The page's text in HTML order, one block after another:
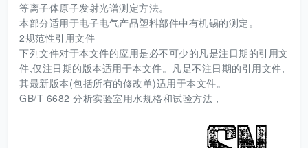
等离子体原子发射光谱测定方法。
本部分适用于电子电气产品塑料部件中有机锡的测定。
2规范性引用文件
下列文件对于本文件的应用是必不可少的凡是注日期的引用文
件,仅注日期的版本适用于本文件。凡是不注日期的引用文件,
其最新版本(包括所有的修改单)适用于本文件。
GB/T 6682 分析实验室用水规格和试验方法，